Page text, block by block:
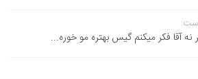
آقا فکر میکنم گیس بهتره مو خوره...